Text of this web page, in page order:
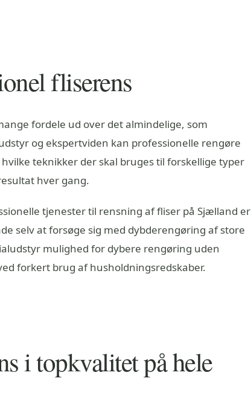
fliserens
fordele ud over det almindelige, som
og ekspertviden kan professionelle rengøre
teknikker der skal bruges til forskellige typer
hver gang.
tjenester til rensning af fliser på Sjælland er
selv at forsøge sig med dybderengøring af store
mulighed for dybere rengøring uden
forkert brug af husholdningsredskaber.
i topkvalitet på hele